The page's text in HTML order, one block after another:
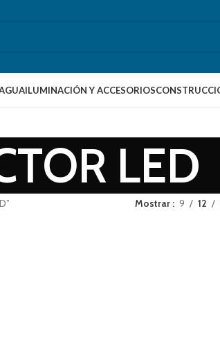
ILUMINACIÓN Y ACCESORIOS
LED
Mostrar 9 12